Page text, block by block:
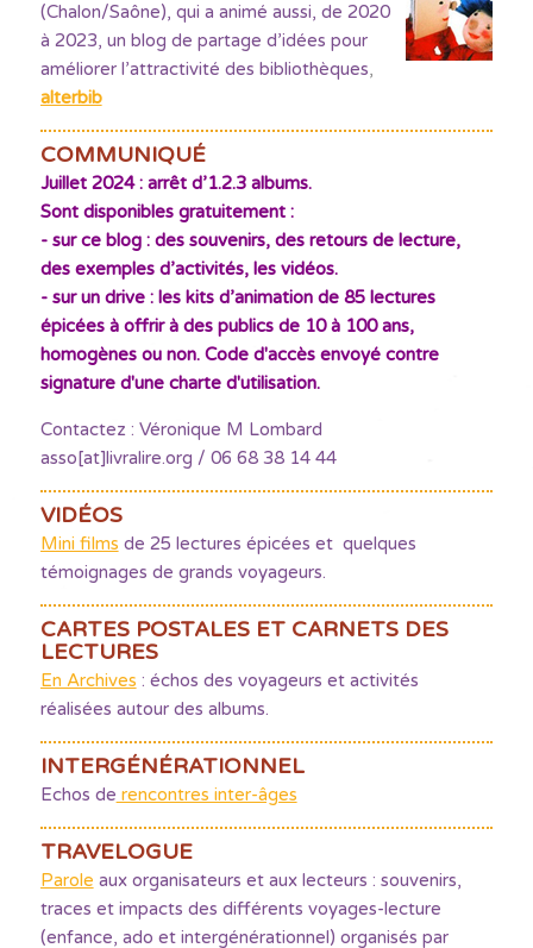
(Chalon/Saône), qui a animé aussi, de 2020
à 2023, un blog de partage d’idées pour
améliorer l’attractivité des bibliothèques,
alterbib
COMMUNIQUÉ
Juillet 2024 : arrêt d’1.2.3 albums.
Sont disponibles gratuitement :
- sur ce blog : des souvenirs, des retours de lecture,
des exemples d’activités, les vidéos.
- sur un drive : les kits d’animation de 85 lectures
épicées à offrir à des publics de 10 à 100 ans,
homogènes ou non. Code d'accès envoyé contre
signature d'une charte d'utilisation.
Contactez : Véronique M Lombard
asso[at]livralire.org / 06 68 38 14 44
VIDÉOS
Mini films de 25 lectures épicées et quelques
témoignages de grands voyageurs.
CARTES POSTALES ET CARNETS DES
LECTURES
En Archives : échos des voyageurs et activités
réalisées autour des albums.
INTERGÉNÉRATIONNEL
Echos de rencontres inter-âges
TRAVELOGUE
Parole aux organisateurs et aux lecteurs : souvenirs,
traces et impacts des différents voyages-lecture
(enfance, ado et intergénérationnel) organisés par